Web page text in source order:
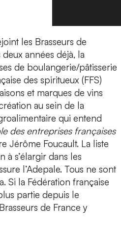
les Brasseurs de
années déjà, la
de boulangerie/pâtisserie
des spiritueux (FFS)
et marques de vins
au sein de la
qui entend
des entreprises françaises
Jérôme Foucault. La liste
à s’élargir dans les
l’Adepale. Tous ne sont
Si la Fédération française
partie depuis le
de France y